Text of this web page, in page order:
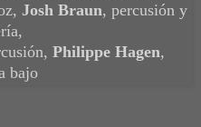
Josh Braun, percusión y
Philippe Hagen,
bajo